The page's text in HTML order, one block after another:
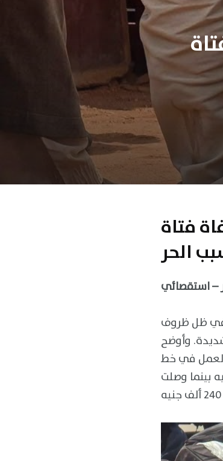
فتاة
الحر
– استقصائي
في ظل ظروف
وأوضح
عن العمل في خط
عيد الأضحى, حيث بلغت تعرفة خط أرقين 196 ألف جنيه بينما وصلت